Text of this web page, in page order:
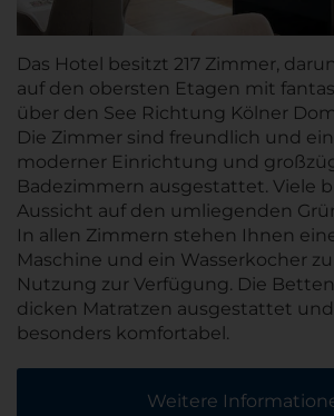
Das Hotel besitzt 217 Zimmer,
auf den obersten Etagen mit
über den See Richtung Kölner
Die Zimmer sind freundlich und
moderner Einrichtung und
Badezimmern ausgestattet. Viele
Aussicht auf den umliegenden
In allen Zimmern stehen Ihnen
Maschine und ein Wasserkocher
Nutzung zur Verfügung. Die
dicken Matratzen ausgestattet
besonders komfortabel.
Weitere